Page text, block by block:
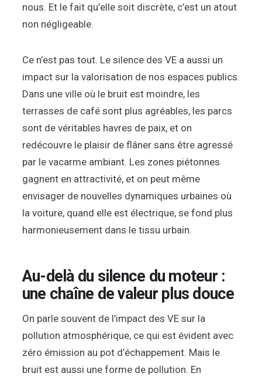
nous. Et le fait qu’elle soit discrète, c’est un atout
non négligeable.
Ce n’est pas tout. Le silence des VE a aussi un
impact sur la valorisation de nos espaces publics.
Dans une ville où le bruit est moindre, les
terrasses de café sont plus agréables, les parcs
sont de véritables havres de paix, et on
redécouvre le plaisir de flâner sans être agressé
par le vacarme ambiant. Les zones piétonnes
gagnent en attractivité, et on peut même
envisager de nouvelles dynamiques urbaines où
la voiture, quand elle est électrique, se fond plus
harmonieusement dans le tissu urbain.
Au-delà du silence du moteur :
une chaîne de valeur plus douce
On parle souvent de l’impact des VE sur la
pollution atmosphérique, ce qui est évident avec
zéro émission au pot d’échappement. Mais le
bruit est aussi une forme de pollution. En